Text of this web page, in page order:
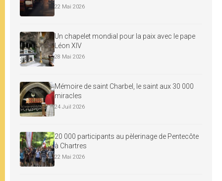
22 Mai 2026
Un chapelet mondial pour la paix avec le pape
Léon XIV
28 Mai 2026
Mémoire de saint Charbel, le saint aux 30 000
miracles
24 Juil 2026
20 000 participants au pèlerinage de Pentecôte
à Chartres
22 Mai 2026